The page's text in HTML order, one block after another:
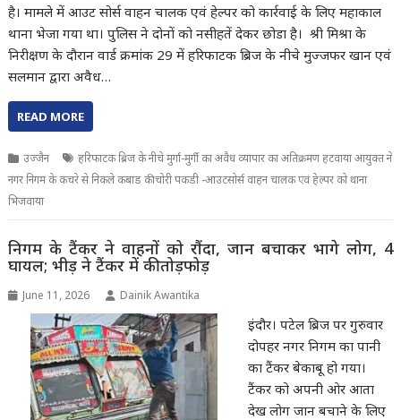
है। मामले में आउट सोर्स वाहन चालक एवं हेल्पर को कार्रवाई के लिए महाकाल
थाना भेजा गया था। पुलिस ने दोनों को नसीहतें देकर छोडा है। श्री मिश्रा के
निरीक्षण के दौरान वार्ड क्रमांक 29 में हरिफाटक ब्रिज के नीचे मुज्जफर खान एवं
सलमान द्वारा अवैध…
READ MORE
उज्जैन
हरिफाटक ब्रिज के नीचे मुर्गा-मुर्गी का अवैध व्यापार का अतिक्रमण हटवाया आयुक्त ने
नगर निगम के कचरे से निकले कबाड की चोरी पकडी -आउटसोर्स वाहन चालक एवं हेल्पर को थाना
भिजवाया
निगम के टैंकर ने वाहनों को रौंदा, जान बचाकर भागे लोग, 4
घायल; भीड़ ने टैंकर में की तोड़फोड़
June 11, 2026 Dainik Awantika
इंदौर। पटेल ब्रिज पर गुरुवार
दोपहर नगर निगम का पानी
का टैंकर बेकाबू हो गया।
टैंकर को अपनी ओर आता
देख लोग जान बचाने के लिए